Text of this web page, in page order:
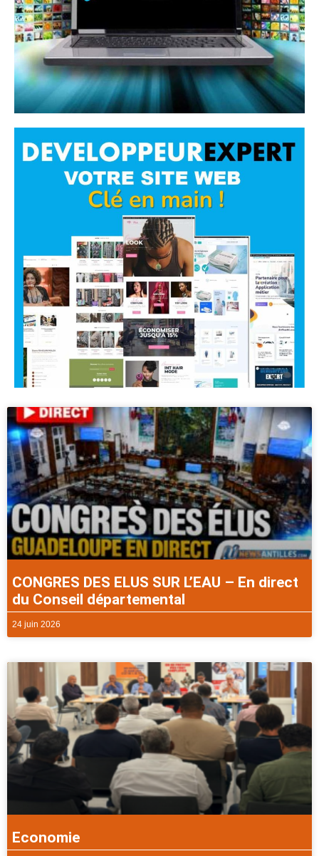
CONGRES DES ELUS SUR L’EAU – En direct
du Conseil départemental
24 juin 2026
Economie